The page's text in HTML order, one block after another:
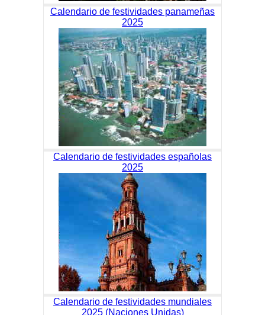
Calendario de festividades panameñas
2025
Calendario de festividades españolas
2025
Calendario de festividades mundiales
2025 (Naciones Unidas)